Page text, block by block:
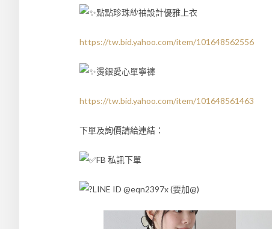
點點珍珠紗袖設計優雅上衣
https://tw.bid.yahoo.com/item/101648562556
燙銀愛心單寧褲
https://tw.bid.yahoo.com/item/101648561463
下單及詢價請給連結：
FB 私訊下單
LINE ID @eqn2397x (要加@)